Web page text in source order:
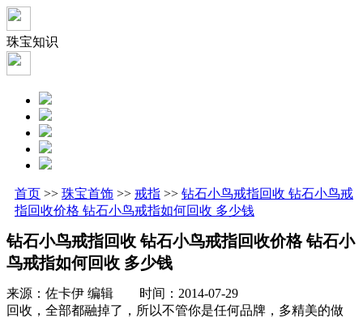
珠宝知识
首页 >> 珠宝首饰 >> 戒指 >> 钻石小鸟戒指回收 钻石小鸟戒
指回收价格 钻石小鸟戒指如何回收 多少钱
钻石小鸟戒指回收 钻石小鸟戒指回收价格 钻石小
鸟戒指如何回收 多少钱
来源：佐卡伊 编辑 时间：2014-07-29
回收，全部都融掉了，所以不管你是任何品牌，多精美的做